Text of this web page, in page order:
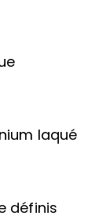
laqué
définis